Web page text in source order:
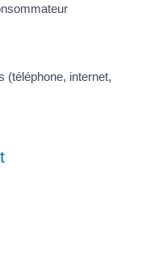
(téléphone, internet,